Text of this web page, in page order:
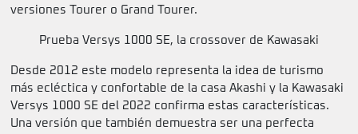
versiones Tourer o Grand Tourer.
Prueba Versys 1000 SE, la crossover de Kawasaki
Desde 2012 este modelo representa la idea de turismo
más ecléctica y confortable de la casa Akashi y la Kawasaki
Versys 1000 SE del 2022 confirma estas características.
Una versión que también demuestra ser una perfecta